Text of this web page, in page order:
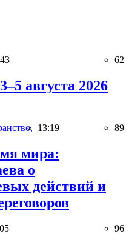
62
августа 2026
13:19 89
мира:
о
действий и
96